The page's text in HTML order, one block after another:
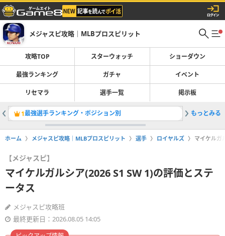
メジャスピ攻略｜MLBプロスピリット
攻略TOP スターウォッチ ショーダウン
最強ランキング ガチャ イベント
リセマラ 選手一覧 掲示板
1最強選手ランキング・ポジション別 2称号の
もっとみる
ホーム メジャスピ攻略｜MLBプロスピリット 選手 ロイヤルズ マイケルガ
【メジャスピ】
マイケルガルシア(2026 S1 SW 1)の評価とステ
ータス
メジャスピ攻略班
最終更新日：2026.08.05 14:05